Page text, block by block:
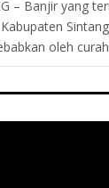
– Banjir yang
oleh